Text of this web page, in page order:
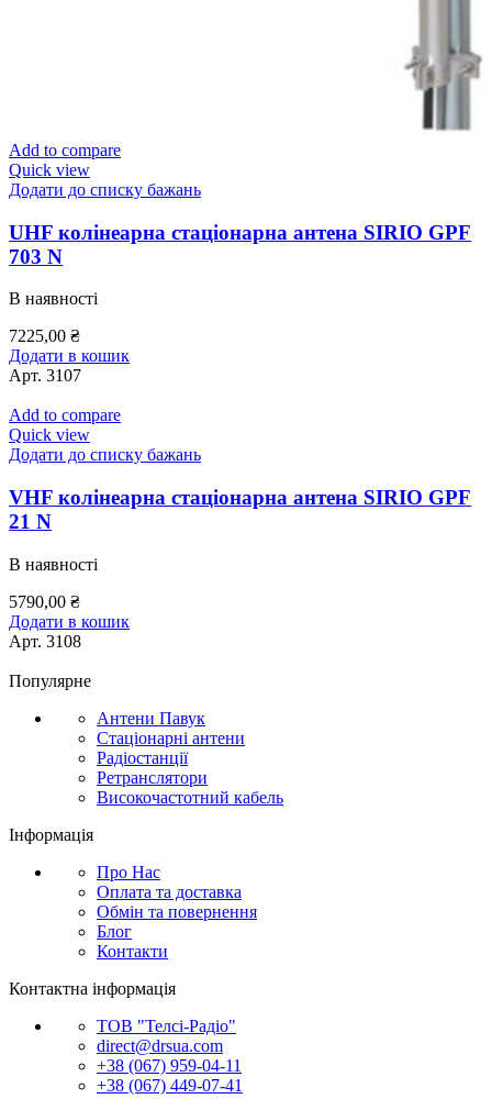
Add to compare
Quick view
Додати до списку бажань
UHF колінеарна стаціонарна антена SIRIO GPF
703 N
В наявності
7225,00 ₴
Додати в кошик
Арт. 3107
Add to compare
Quick view
Додати до списку бажань
VHF колінеарна стаціонарна антена SIRIO GPF
21 N
В наявності
5790,00 ₴
Додати в кошик
Арт. 3108
Популярне
Антени Павук
Стаціонарні антени
Радіостанції
Ретранслятори
Високочастотний кабель
Інформація
Про Нас
Оплата та доставка
Обмін та повернення
Блог
Контакти
Контактна інформація
ТОВ "Телсі-Радіо"
direct@drsua.com
+38 (067) 959-04-11
+38 (067) 449-07-41